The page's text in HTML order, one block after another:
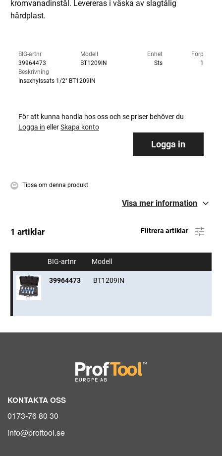
kromvanadinstål. Levereras i väska av slagtålig
hårdplast.
BIG-artnr
39964473
Modell
BT1209IN
Enhet
Sts
Förp
1
Beskrivning
Insexhylssats 1/2" BT1209IN
För att kunna handla hos oss och se priser behöver du
Logga in ellerSkapa konto
Logga in
Tipsa om denna produkt
Visa mer information
1 artiklar Filtrera artiklar
BIG-artnr Modell
39964473 BT1209IN
KONTAKTA OSS
0173-76 80 30
info@proftool.se